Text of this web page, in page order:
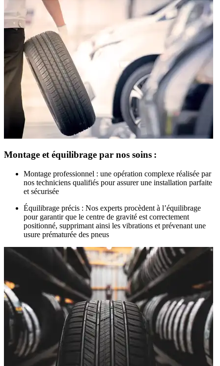
Montage et équilibrage par nos soins :
Montage professionnel : une opération complexe réalisée par
nos techniciens qualifiés pour assurer une installation parfaite
et sécurisée
Équilibrage précis : Nos experts procèdent à l’équilibrage
pour garantir que le centre de gravité est correctement
positionné, supprimant ainsi les vibrations et prévenant une
usure prématurée des pneus